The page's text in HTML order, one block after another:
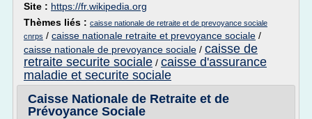
Site : https://fr.wikipedia.org
Thèmes liés : caisse nationale de retraite et de prevoyance sociale
cnrps / caisse nationale retraite et prevoyance sociale /
caisse nationale de prevoyance sociale / caisse de
retraite securite sociale / caisse d'assurance
maladie et securite sociale
Caisse Nationale de Retraite et de
Prévoyance Sociale